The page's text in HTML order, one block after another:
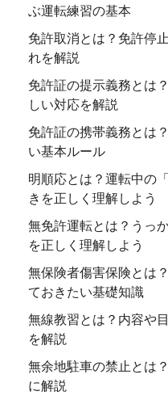
ぶ運転練習の基本
免許取消とは？免許停
れを解説
免許証の提示義務とは
しい対応を解説
免許証の携帯義務とは
い基本ルール
明順応とは？運転中の
きを正しく理解しよう
無免許運転とは？うっ
を正しく理解しよう
無保険者傷害保険とは
ておきたい基礎知識
無線教習とは？内容や
を解説
無余地駐車の禁止とは
に解説